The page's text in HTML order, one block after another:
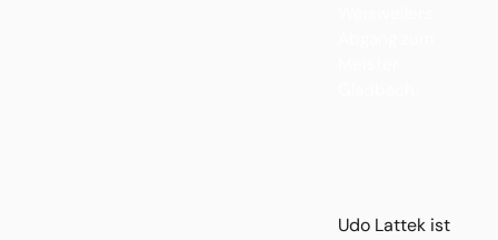
Udo Lattek ist